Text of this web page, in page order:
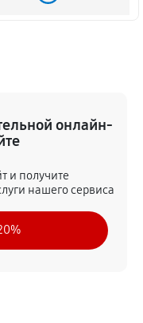
онлайн-
и получите
нашего сервиса